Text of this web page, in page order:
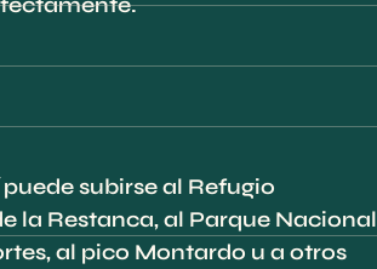
subirse al Refugio
la Restanca, al Parque Nacional
al pico Montardo u a otros